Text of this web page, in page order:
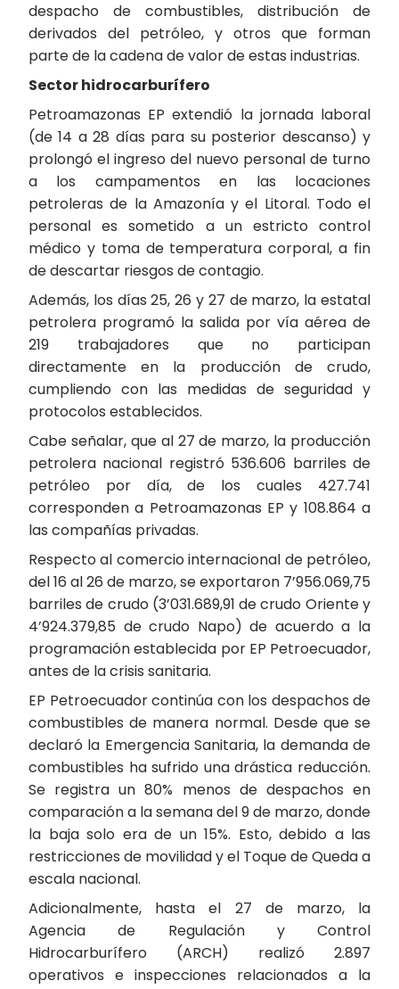
despacho de combustibles, distribución de
derivados del petróleo, y otros que forman
parte de la cadena de valor de estas industrias.
Sector hidrocarburífero
Petroamazonas EP extendió la jornada laboral
(de 14 a 28 días para su posterior descanso) y
prolongó el ingreso del nuevo personal de turno
a los campamentos en las locaciones
petroleras de la Amazonía y el Litoral. Todo el
personal es sometido a un estricto control
médico y toma de temperatura corporal, a fin
de descartar riesgos de contagio.
Además, los días 25, 26 y 27 de marzo, la estatal
petrolera programó la salida por vía aérea de
219 trabajadores que no participan
directamente en la producción de crudo,
cumpliendo con las medidas de seguridad y
protocolos establecidos.
Cabe señalar, que al 27 de marzo, la producción
petrolera nacional registró 536.606 barriles de
petróleo por día, de los cuales 427.741
corresponden a Petroamazonas EP y 108.864 a
las compañías privadas.
Respecto al comercio internacional de petróleo,
del 16 al 26 de marzo, se exportaron 7’956.069,75
barriles de crudo (3’031.689,91 de crudo Oriente y
4’924.379,85 de crudo Napo) de acuerdo a la
programación establecida por EP Petroecuador,
antes de la crisis sanitaria.
EP Petroecuador continúa con los despachos de
combustibles de manera normal. Desde que se
declaró la Emergencia Sanitaria, la demanda de
combustibles ha sufrido una drástica reducción.
Se registra un 80% menos de despachos en
comparación a la semana del 9 de marzo, donde
la baja solo era de un 15%. Esto, debido a las
restricciones de movilidad y el Toque de Queda a
escala nacional.
Adicionalmente, hasta el 27 de marzo, la
Agencia de Regulación y Control
Hidrocarburífero (ARCH) realizó 2.897
operativos e inspecciones relacionados a la